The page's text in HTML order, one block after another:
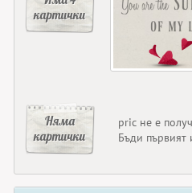
картички
Няма
картички
pric не е
Бъди първият